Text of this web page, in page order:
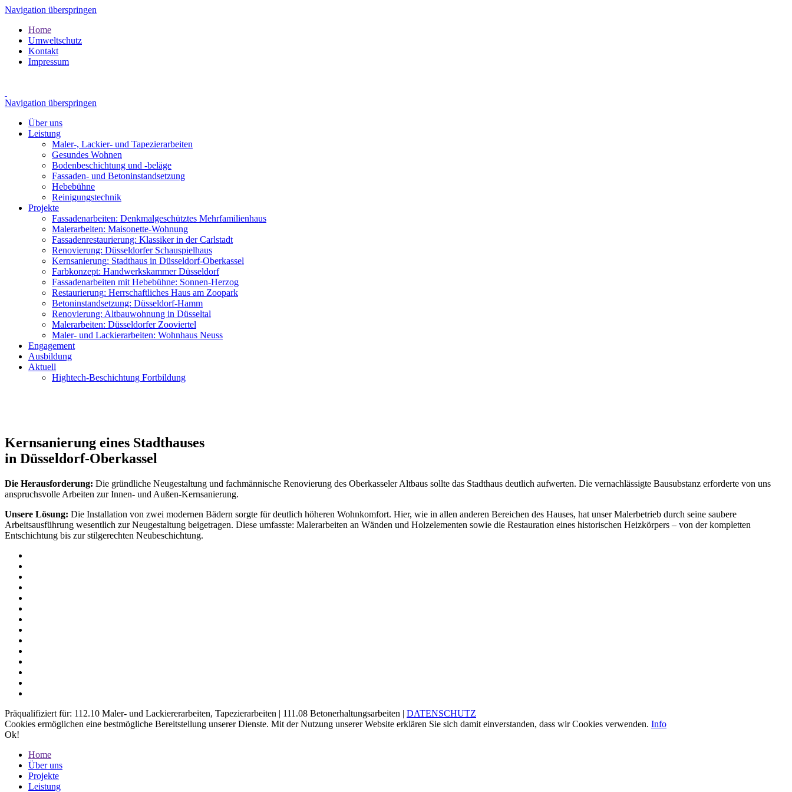
Navigation überspringen
Home
Umweltschutz
Kontakt
Impressum
Navigation überspringen
Über uns
Leistung
Maler-, Lackier- und Tapezierarbeiten
Gesundes Wohnen
Bodenbe­schichtung und -beläge
Fassaden- und Betoninstandsetzung
Hebebühne
Reinigungstechnik
Projekte
Fassadenarbeiten: Denkmalgeschütztes Mehrfamilienhaus
Malerarbeiten: Maisonette-Wohnung
Fassadenrestaurierung: Klassiker in der Carlstadt
Renovierung: Düsseldorfer Schauspielhaus
Kernsanierung: Stadthaus in Düsseldorf-Oberkassel
Farbkonzept: Handwerkskammer Düsseldorf
Fassadenarbeiten mit Hebebühne: Sonnen-Herzog
Restaurierung: Herrschaftliches Haus am Zoopark
Betoninstandsetzung: Düsseldorf-Hamm
Renovierung: Altbauwohnung in Düsseltal
Malerarbeiten: Düsseldorfer Zooviertel
Maler- und Lackierarbeiten: Wohnhaus Neuss
Engagement
Ausbildung
Aktuell
Hightech-Beschichtung Fortbildung
Kernsanierung eines Stadthauses
in Düsseldorf-Oberkassel
Die Herausforderung: Die gründliche Neugestaltung und fachmännische Renovierung des Oberkasseler Altbaus sollte das Stadthaus deutlich aufwerten. Die vernachlässigte Bausubstanz erforderte von uns
anspruchsvolle Arbeiten zur Innen- und Außen-Kernsanierung.
Unsere Lösung: Die Installation von zwei modernen Bädern sorgte für deutlich höheren Wohnkomfort. Hier, wie in allen anderen Bereichen des Hauses, hat unser Malerbetrieb durch seine saubere
Arbeitsausführung wesentlich zur Neugestaltung beigetragen. Diese umfasste: Malerarbeiten an Wänden und Holzelementen sowie die Restauration eines historischen Heizkörpers – von der kompletten
Entschichtung bis zur stilgerechten Neubeschichtung.
Präqualifiziert für: 112.10 Maler- und Lackierer­arbeiten, Tapezier­arbeiten | 111.08 Beton­erhaltung­sarbeiten | DATENSCHUTZ
Cookies ermöglichen eine bestmögliche Bereitstellung unserer Dienste. Mit der Nutzung unserer Website erklären Sie sich damit einverstanden, dass wir Cookies verwenden. Info
Ok!
Home
Über uns
Projekte
Leistung